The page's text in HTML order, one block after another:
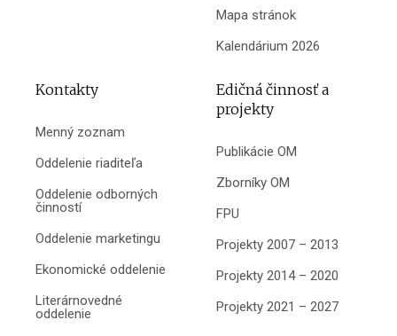
Mapa stránok
Kalendárium 2026
Kontakty
Menný zoznam
Oddelenie riaditeľa
Oddelenie odborných
činností
Oddelenie marketingu
Ekonomické oddelenie
Literárnovedné
oddelenie
Edičná činnosť a
projekty
Publikácie OM
Zborníky OM
FPU
Projekty 2007 – 2013
Projekty 2014 – 2020
Projekty 2021 – 2027